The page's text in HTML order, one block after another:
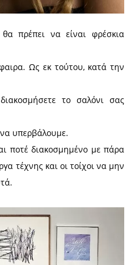
πρέπει να είναι φρέσκια
Ως εκ τούτου, κατά την
το σαλόνι σας
να υπερβάλουμε.
ποτέ διακοσμημένο με πάρα
τέχνης και οι τοίχοι να μην